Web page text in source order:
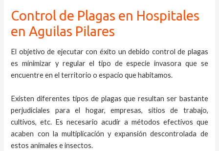
Control de Plagas en Hospitales
en Aguilas Pilares
El objetivo de ejecutar con éxito un debido control de plagas
es minimizar y regular el tipo de especie invasora que se
encuentre en el territorio o espacio que habitamos.
Existen diferentes tipos de plagas que resultan ser bastante
perjudiciales para el hogar, empresas, sitios de trabajo,
cultivos, etc. Es necesario acudir a métodos efectivos que
acaben con la multiplicación y expansión descontrolada de
estos animales e insectos.